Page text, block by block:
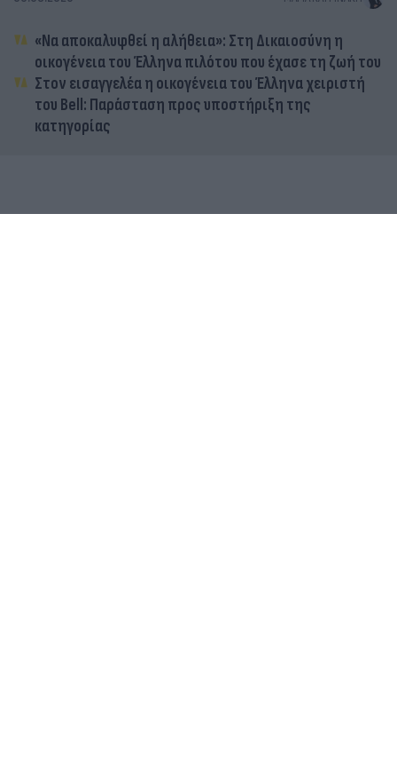
«Να αποκαλυφθεί η αλήθεια»: Στη Δικαιοσύνη η
οικογένεια του Έλληνα πιλότου που έχασε τη ζωή του
Στον εισαγγελέα η οικογένεια του Έλληνα χειριστή
του Bell: Παράσταση προς υποστήριξη της
κατηγορίας